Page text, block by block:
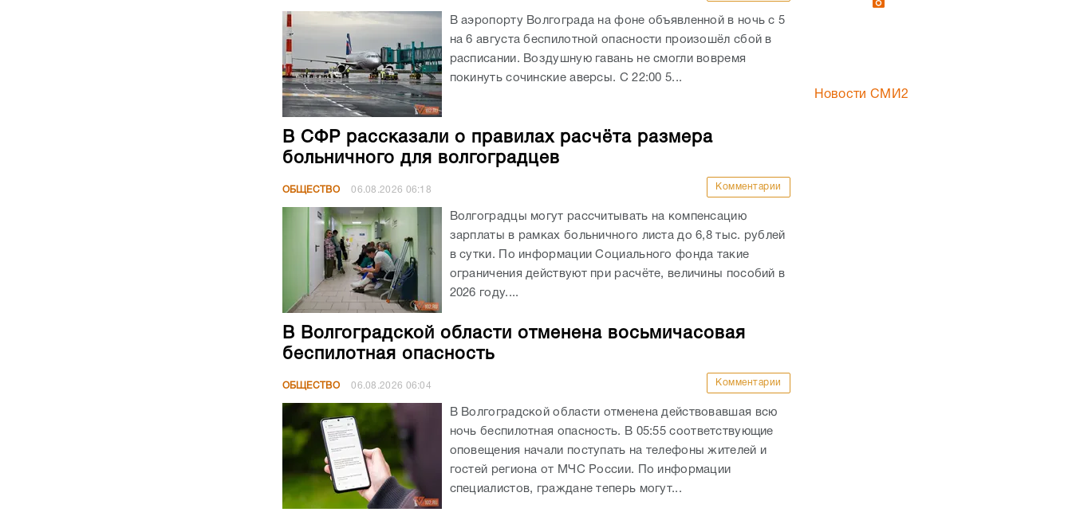
В аэропорту Волгограда на фоне объявленной в ночь с 5
на 6 августа беспилотной опасности произошёл сбой в
расписании. Воздушную гавань не смогли вовремя
покинуть сочинские аверсы. С 22:00 5...
В СФР рассказали о правилах расчёта размера
больничного для волгоградцев
ОБЩЕСТВО 06.08.2026 06:18 Комментарии
Волгоградцы могут рассчитывать на компенсацию
зарплаты в рамках больничного листа до 6,8 тыс. рублей
в сутки. По информации Социального фонда такие
ограничения действуют при расчёте, величины пособий в
2026 году....
В Волгоградской области отменена восьмичасовая
беспилотная опасность
ОБЩЕСТВО 06.08.2026 06:04 Комментарии
В Волгоградской области отменена действовавшая всю
ночь беспилотная опасность. В 05:55 соответствующие
оповещения начали поступать на телефоны жителей и
гостей региона от МЧС России. По информации
специалистов, граждане теперь могут...
Новости СМИ2